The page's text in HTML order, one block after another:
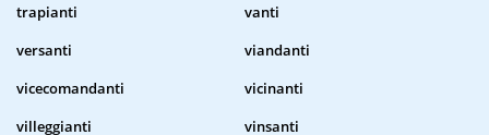
trapianti
vanti
versanti
viandanti
vicecomandanti
vicinanti
villeggianti
vinsanti